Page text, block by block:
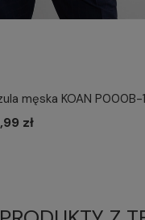
męska KOAN
zł